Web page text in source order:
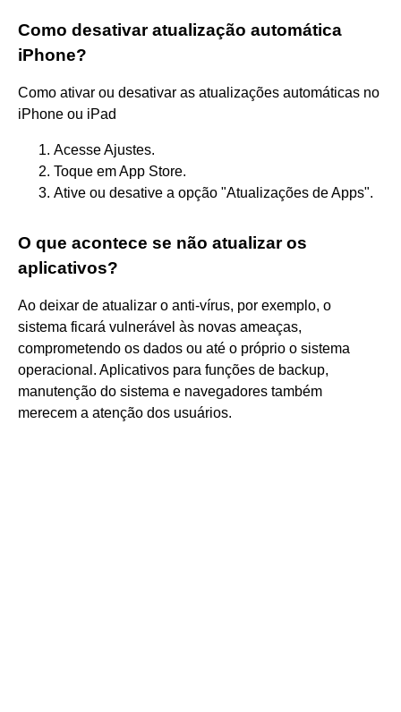
Como desativar atualização automática
iPhone?
Como ativar ou desativar as atualizações automáticas no
iPhone ou iPad
Acesse Ajustes.
Toque em App Store.
Ative ou desative a opção "Atualizações de Apps".
O que acontece se não atualizar os
aplicativos?
Ao deixar de atualizar o anti-vírus, por exemplo, o
sistema ficará vulnerável às novas ameaças,
comprometendo os dados ou até o próprio o sistema
operacional. Aplicativos para funções de backup,
manutenção do sistema e navegadores também
merecem a atenção dos usuários.